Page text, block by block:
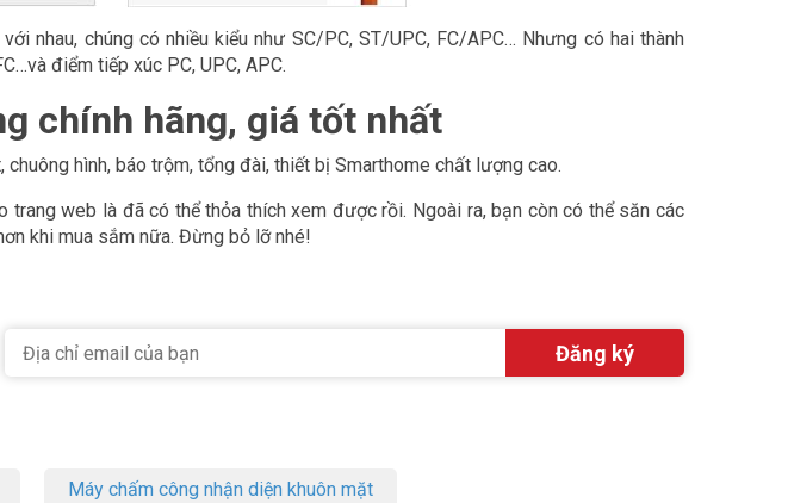
nhau, chúng có nhiều kiểu như SC/PC, ST/UPC, FC/APC… Nhưng có hai thành
điểm tiếp xúc PC, UPC, APC.
chính hãng, giá tốt nhất
chuông hình, báo trộm, tổng đài, thiết bị Smarthome chất lượng cao.
web là đã có thể thỏa thích xem được rồi. Ngoài ra, bạn còn có thể săn các
khi mua sắm nữa. Đừng bỏ lỡ nhé!
Máy chấm công nhận diện khuôn mặt